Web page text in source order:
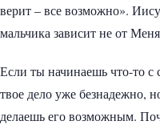
верит – все возможно».
мальчика зависит не от
Если ты начинаешь что-то с
твое дело уже безнадежно,
делаешь его возможным.